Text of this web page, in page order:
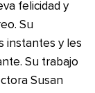
felicidad y
Su
instantes y les
Su trabajo
Susan